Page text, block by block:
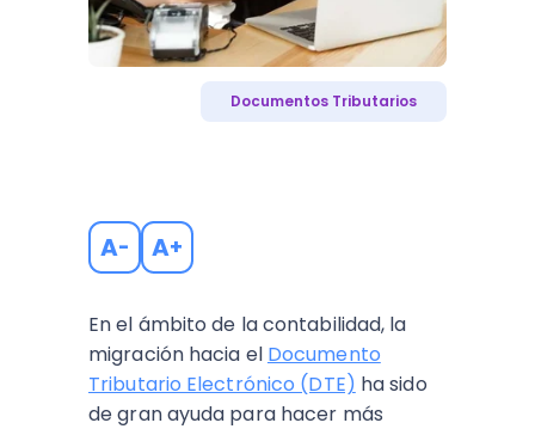
Documentos Tributarios
A- A+
En el ámbito de la contabilidad, la
migración hacia el Documento
Tributario Electrónico (DTE) ha sido
de gran ayuda para hacer más